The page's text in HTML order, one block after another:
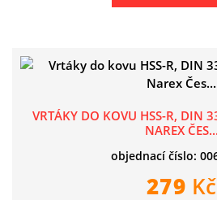
VRTÁKY DO KOVU HSS-R, DIN
NAREX ČES...
objednací číslo:
279 Kč